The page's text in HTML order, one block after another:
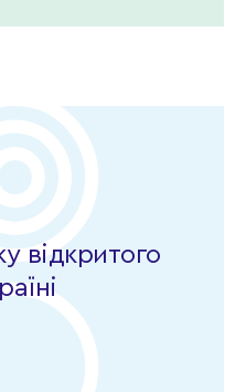
відкритого